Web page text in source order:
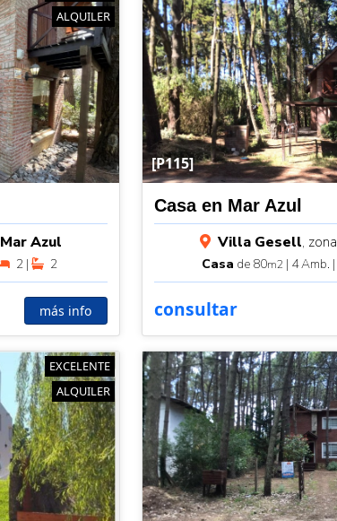
ALQUILER
Mar Azul
2 | 2
más info
[P115]
Casa en Mar Azul
Villa Gesell, zona
Casa de 80m2 | 4 Amb. |
consultar
EXCELENTE
ALQUILER